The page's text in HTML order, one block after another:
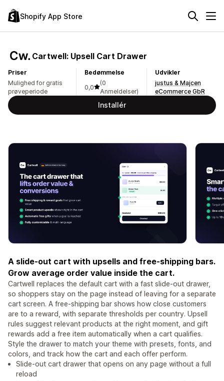
Shopify App Store
Cartwell: Upsell Cart Drawer
Priser
Mulighed for gratis
prøveperiode
Bedømmelse
0,0
(0
Anmeldelser)
Udvikler
justus & Majcen
eCommerce GbR
Installér
A slide-out cart with upsells and free-shipping bars.
Grow average order value inside the cart.
Cartwell replaces the default cart with a fast slide-out drawer,
so shoppers stay on the page instead of leaving for a separate
cart screen. A free-shipping bar shows how close customers
are to a reward, with separate thresholds per country. Upsell
rules suggest relevant products at the right moment, and gift
rewards add a free item automatically when a cart qualifies.
Style the drawer to match your theme with presets, fonts, and
colors, and track how the cart and each offer perform.
Slide-out cart drawer that opens on any page without a full
reload